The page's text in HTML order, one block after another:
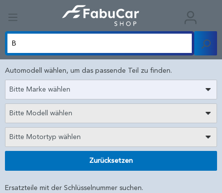
Automodell wählen, um das passende Teil zu finden.
Bitte Marke wählen
Bitte Modell wählen
Bitte Motortyp wählen
Zurücksetzen
Ersatzteile mit der Schlüsselnummer suchen.